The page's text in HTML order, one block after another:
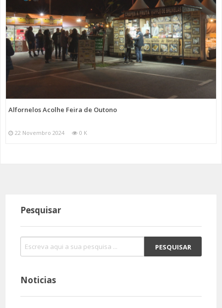
Alfornelos Acolhe Feira de Outono
22 Novembro 2024 0 K
Pesquisar
Noticias